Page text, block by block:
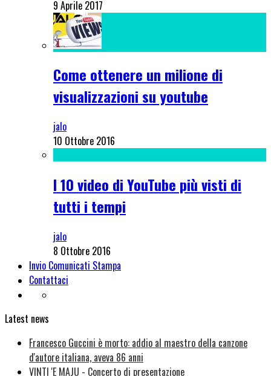
9 Aprile 2017
Come ottenere un milione di
visualizzazioni su youtube
jalo
10 Ottobre 2016
I 10 video di YouTube più visti di
tutti i tempi
jalo
8 Ottobre 2016
Invio Comunicati Stampa
Contattaci
Latest news
Francesco Guccini è morto: addio al maestro della canzone
d'autore italiana, aveva 86 anni
VINTI 'E MAJU - Concerto di presentazione